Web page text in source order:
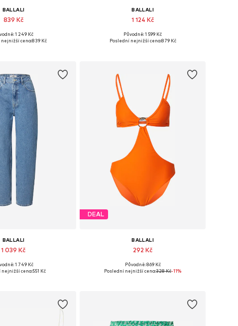
BALLALI
839 Kč
25-26, 27-28
1 249 Kč
nejnižší cena:839 Kč
BALLALI
1 124 Kč
Dostupné velikosti: 34, 36, 38, 40, 42
Původně: 1 599 Kč
Poslední nejnižší cena:879 Kč
BALLALI
1 039 Kč
25-26, 29, 30-31
1 749 Kč
nejnižší cena:551 Kč
DEAL
BALLALI
292 Kč
Dostupné velikosti: S, M
Původně: 869 Kč
Poslední nejnižší cena:328 Kč-11%